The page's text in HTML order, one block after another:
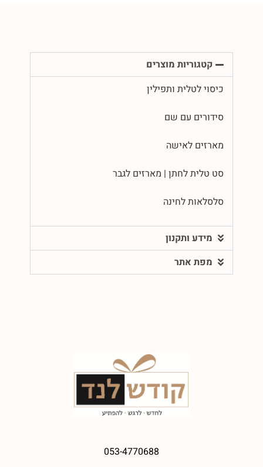
קטגוריות מוצרים
כיסוי לטלית ותפילין
סידורים עם שם
מארזים לאישה
סט טלית לחתן | מארזים לגבר
סלסלאות לחינה
מידע ותקנון
מפת אתר
053-4770688